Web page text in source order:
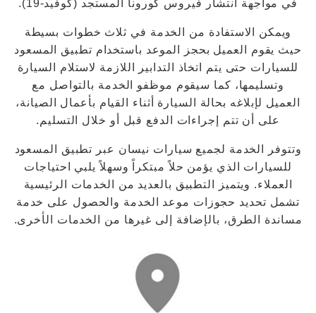
في مواجهة انتشار فيروس كورونا المستجد (كوفيد-19).
ويمكن الاستفادة من الخدمة في ثلاث خطوات بسيطة
حيث يقوم العميل بحجز الموعد باستخدام تطبيق المسعود
للسيارات حتى يتم اتخاذ التدابير اللازمة لاستلام السيارة
وتسليمها، كما سيقوم موظفو الخدمة بالتواصل مع
العميل لإبلاغه بحالة السيارة أثناء القيام بأعمال الصيانة،
على أن تتم إجراءات الدفع قبل أو خلال التسليم.
وتتوفر الخدمة لجميع سيارات نيسان عبر تطبيق المسعود
للسيارات الذي يؤمن حلاً مبتكراً وسهلاً يلبي احتياجات
العملاء. ويتميز التطبيق بالعديد من الخدمات الرئيسية
تشمل تحديد حجوزات موعد الخدمة والحصول على خدمة
مساندة الطرق، بالإضافة إلى غيرها من الخدمات الأخرى.